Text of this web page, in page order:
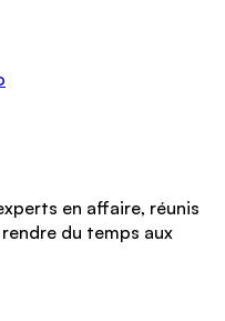
en affaire, réunis
du temps aux